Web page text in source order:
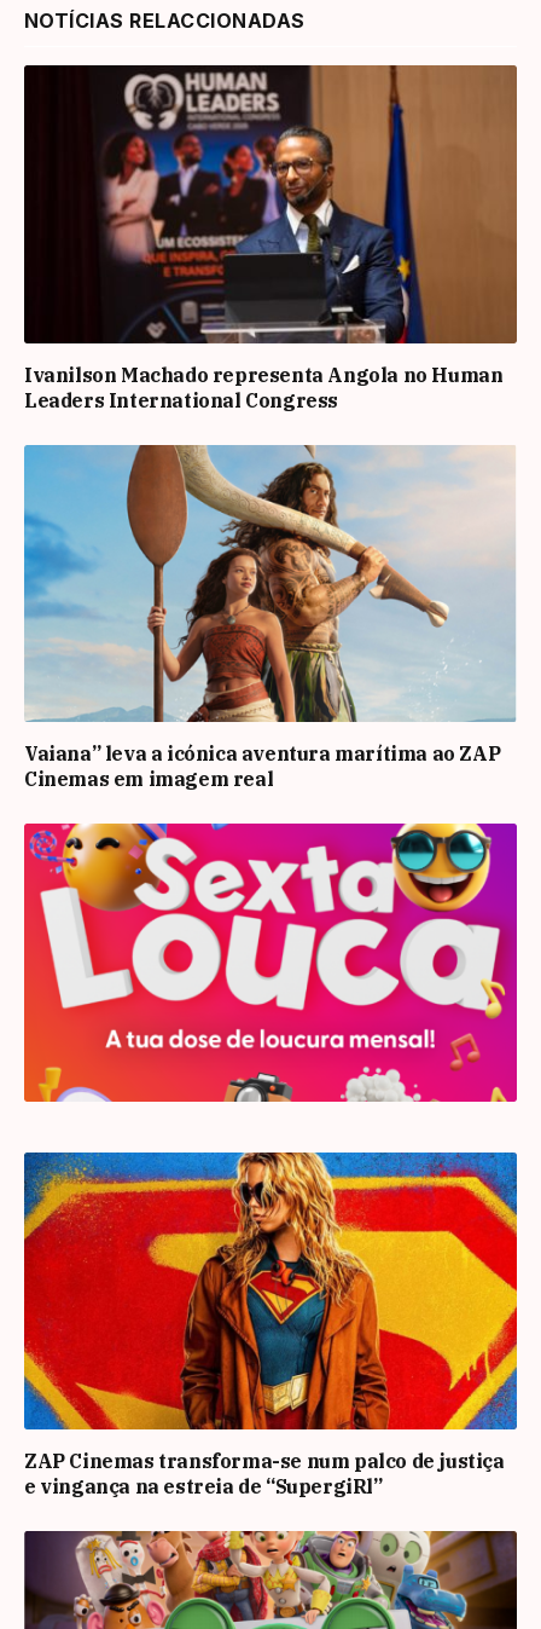
NOTÍCIAS RELACCIONADAS
Ivanilson Machado representa Angola no Human
Leaders International Congress
Vaiana” leva a icónica aventura marítima ao ZAP
Cinemas em imagem real
ZAP Cinemas transforma-se num palco de justiça
e vingança na estreia de “SupergiRl”